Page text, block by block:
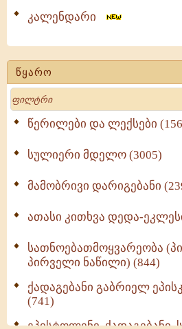
კალენდარი
წყარო
Search
წერილები და ლექსები
სულიერი მდელო (3005)
მამობრივი დარიგებანი
ათასი კითხვა დედა-
სათნოებათმოყვარეობა
პირველი ნაწილი) (844)
ქადაგებანი გაბრიელ
(741)
ეპისტოლენი, ქადაგებანი,